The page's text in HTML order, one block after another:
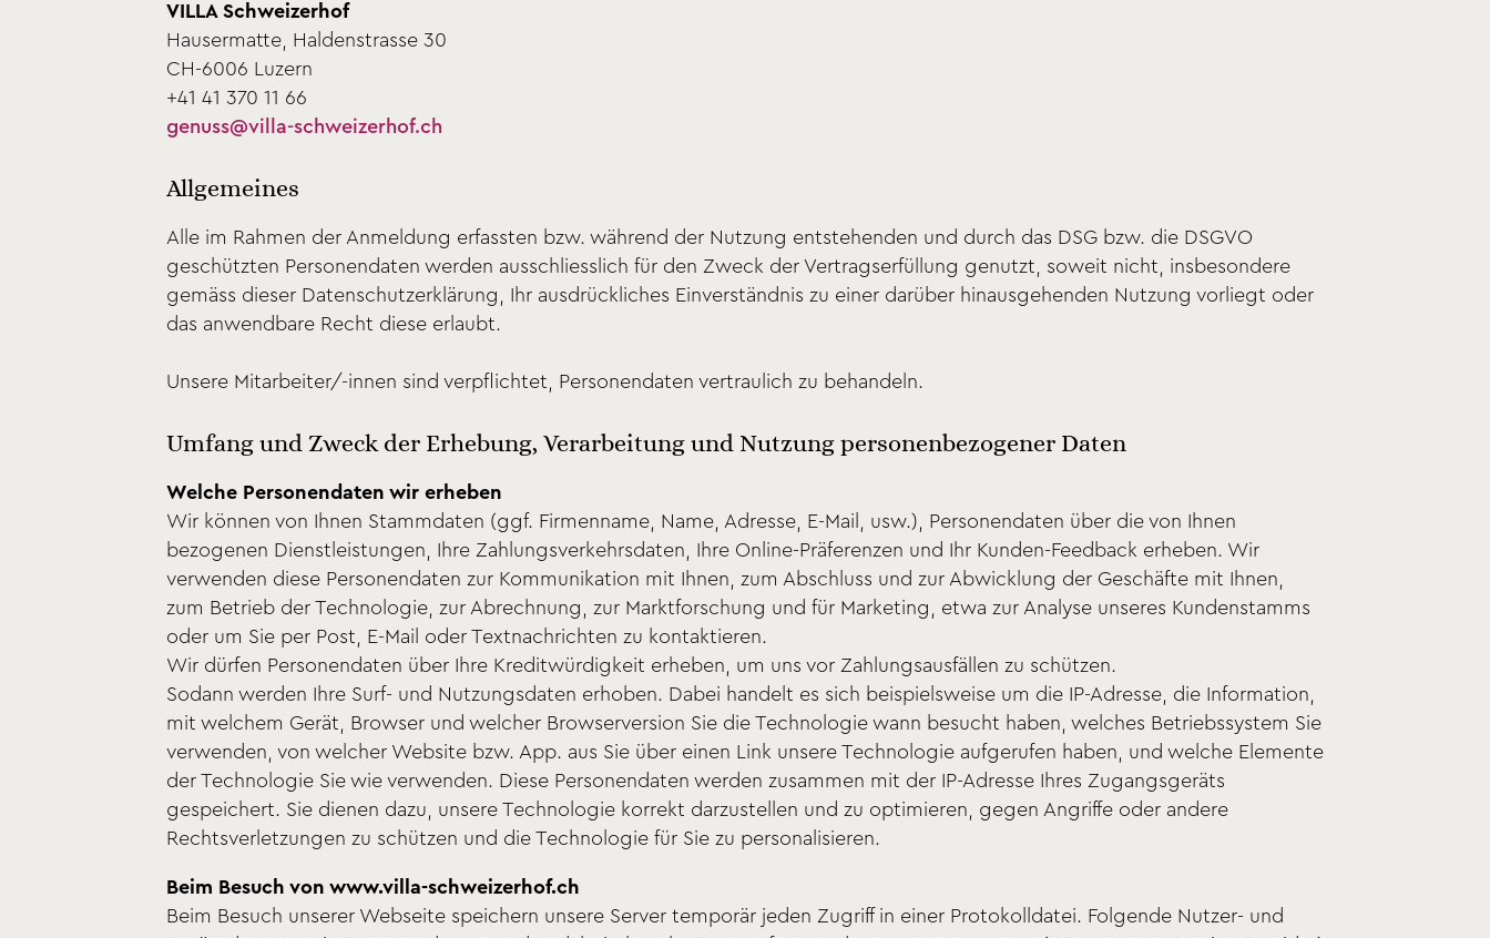
VILLA Schweizerhof
Hausermatte, Haldenstrasse 30
CH-6006 Luzern
+41 41 370 11 66
genuss@villa-schweizerhof.ch
Allgemeines
Alle im Rahmen der Anmeldung erfassten bzw. während der Nutzung entstehenden und durch das DSG bzw. die DSGVO
geschützten Personendaten werden ausschliesslich für den Zweck der Vertragserfüllung genutzt, soweit nicht, insbesondere
gemäss dieser Datenschutzerklärung, Ihr ausdrückliches Einverständnis zu einer darüber hinausgehenden Nutzung vorliegt oder
das anwendbare Recht diese erlaubt.
Unsere Mitarbeiter/-innen sind verpflichtet, Personendaten vertraulich zu behandeln.
Umfang und Zweck der Erhebung, Verarbeitung und Nutzung personenbezogener Daten
Welche Personendaten wir erheben
Wir können von Ihnen Stammdaten (ggf. Firmenname, Name, Adresse, E-Mail, usw.), Personendaten über die von Ihnen
bezogenen Dienstleistungen, Ihre Zahlungsverkehrsdaten, Ihre Online-Präferenzen und Ihr Kunden-Feedback erheben. Wir
verwenden diese Personendaten zur Kommunikation mit Ihnen, zum Abschluss und zur Abwicklung der Geschäfte mit Ihnen,
zum Betrieb der Technologie, zur Abrechnung, zur Marktforschung und für Marketing, etwa zur Analyse unseres Kundenstamms
oder um Sie per Post, E-Mail oder Textnachrichten zu kontaktieren.
Wir dürfen Personendaten über Ihre Kreditwürdigkeit erheben, um uns vor Zahlungsausfällen zu schützen.
Sodann werden Ihre Surf- und Nutzungsdaten erhoben. Dabei handelt es sich beispielsweise um die IP-Adresse, die Information,
mit welchem Gerät, Browser und welcher Browserversion Sie die Technologie wann besucht haben, welches Betriebssystem Sie
verwenden, von welcher Website bzw. App. aus Sie über einen Link unsere Technologie aufgerufen haben, und welche Elemente
der Technologie Sie wie verwenden. Diese Personendaten werden zusammen mit der IP-Adresse Ihres Zugangsgeräts
gespeichert. Sie dienen dazu, unsere Technologie korrekt darzustellen und zu optimieren, gegen Angriffe oder andere
Rechtsverletzungen zu schützen und die Technologie für Sie zu personalisieren.
Beim Besuch von www.villa-schweizerhof.ch
Beim Besuch unserer Webseite speichern unsere Server temporär jeden Zugriff in einer Protokolldatei. Folgende Nutzer- und